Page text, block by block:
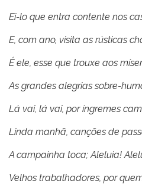
Ei-lo que entra contente nos
E, com ano, visita as rústicas
É ele, esse que trouxe aos
As grandes alegrias sobre-
Lá vai, lá vai, por íngremes
Linda manhã, canções de
A campainha toca; Aleluia!
Velhos trabalhadores, por